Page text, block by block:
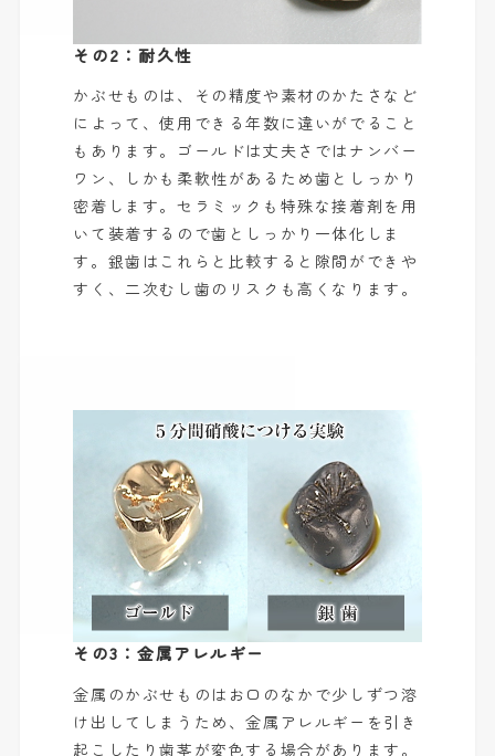
その2：耐久性
かぶせものは、その精度や素材のかたさなど
によって、使用できる年数に違いがでること
もあります。ゴールドは丈夫さではナンバー
ワン、しかも柔軟性があるため歯としっかり
密着します。セラミックも特殊な接着剤を用
いて装着するので歯としっかり一体化しま
す。銀歯はこれらと比較すると隙間ができや
すく、二次むし歯のリスクも高くなります。
その3：金属アレルギー
金属のかぶせものはお口のなかで少しずつ溶
け出してしまうため、金属アレルギーを引き
起こしたり歯茎が変色する場合があります。